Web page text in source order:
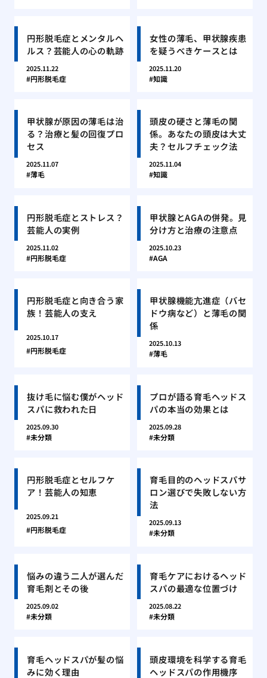
円形脱毛症とメンタルヘ
ルス？芸能人の心の軌跡
2025.11.22
円形脱毛症
女性の薄毛、甲状腺疾患
を疑うべきケースとは
2025.11.20
知識
甲状腺が原因の薄毛は治
る？治療と髪の回復プロ
セス
2025.11.07
薄毛
頭皮の硬さと薄毛の関
係。あなたの頭皮は大丈
夫？セルフチェック法
2025.11.04
知識
円形脱毛症とストレス？
芸能人の実例
2025.11.02
円形脱毛症
甲状腺とAGAの併発。見
分け方と治療の注意点
2025.10.23
AGA
円形脱毛症と向き合う家
族！芸能人の支え
2025.10.17
円形脱毛症
甲状腺機能亢進症（バセ
ドウ病など）と薄毛の関
係
2025.10.13
薄毛
抜け毛に悩む僕がヘッド
スパに救われた日
2025.09.30
未分類
プロが語る育毛ヘッドス
パの本当の効果とは
2025.09.28
未分類
円形脱毛症とセルフケ
ア！芸能人の知恵
2025.09.21
円形脱毛症
育毛目的のヘッドスパサ
ロン選びで失敗しない方
法
2025.09.13
未分類
悩みの違う二人が選んだ
育毛剤とその後
2025.09.02
未分類
育毛ケアにおけるヘッド
スパの最適な位置づけ
2025.08.22
未分類
育毛ヘッドスパが髪の悩
みに効く理由
頭皮環境を科学する育毛
ヘッドスパの作用機序